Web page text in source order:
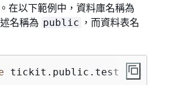
在以下範例中，資料庫名稱為
名稱為 public ，而資料表名
tickit.public.test (c1